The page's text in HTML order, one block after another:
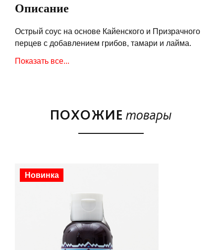
Описание
Острый соус на основе Кайенского и Призрачного
перцев с добавлением грибов, тамари и лайма.
Пищевая ценность на 100гр: белки — 2,8 г, жиры —
мифологии ацтеков богиня огня домашнего очага и
Когда она нарушила запрет на употребление в
пищу перца чили во время поста и съела жареную
рыбу с паприкой, была превращена в собаку.
Показать все...
ПОХОЖИЕ товары
Новинка